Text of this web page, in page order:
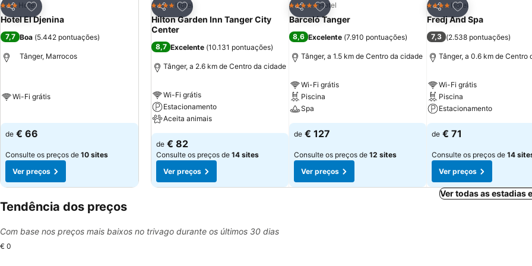
Partilhar
Adicionar aos favoritos
3 Estrelas
Hotel
Hotel El Djenina
7,7 Boa (5.442 pontuações)
Tânger, Marrocos
Wi-Fi grátis
de € 66
Consulte os preços de 10 sites
Ver preços
Partilhar
Adicionar aos favoritos
4 EstrelasHotel
Hilton Garden Inn Tanger City
Center
8,7 Excelente (10.131 pontuações)
Tânger, a 2.6 km de Centro da cidade
Wi-Fi grátis
Estacionamento
Aceita animais
de € 82
Consulte os preços de 14 sites
Ver preços
Partilhar
Adicionar aos favoritos
5 EstrelasHotel
Barceló Tanger
8,6 Excelente (7.910 pontuações)
Tânger, a 1.5 km de Centro da cidade
Wi-Fi grátis
Piscina
Spa
de € 127
Consulte os preços de 12 sites
Ver preços
Partilhar
Adicionar aos
4 EstrelasHotel
Fredj And Spa
7,3 (2.538 pontuações)
Tânger, a 0.6 km de Centro
Wi-Fi grátis
Piscina
Estacionamento
de € 71
Consulte os preços de 14
Ver preços
Ver todas as estadias
Tendência dos preços
Com base nos preços mais baixos no trivago durante os últimos 30 dias
€ 0